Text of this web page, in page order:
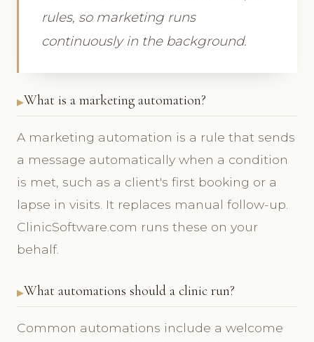
rules, so marketing runs
continuously in the background.
What is a marketing automation?
A marketing automation is a rule that sends
a message automatically when a condition
is met, such as a client's first booking or a
lapse in visits. It replaces manual follow-up.
ClinicSoftware.com runs these on your
behalf.
What automations should a clinic run?
Common automations include a welcome